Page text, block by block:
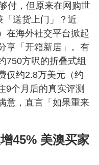
付，但原来在网购世
送货上门」？近
在海外社交平台掀起
享「开箱新居」。有
750方呎的折叠式组
仅约2.8万美元（约
9个月后的真实评测
意，直言「如果重来
45% 美澳买家